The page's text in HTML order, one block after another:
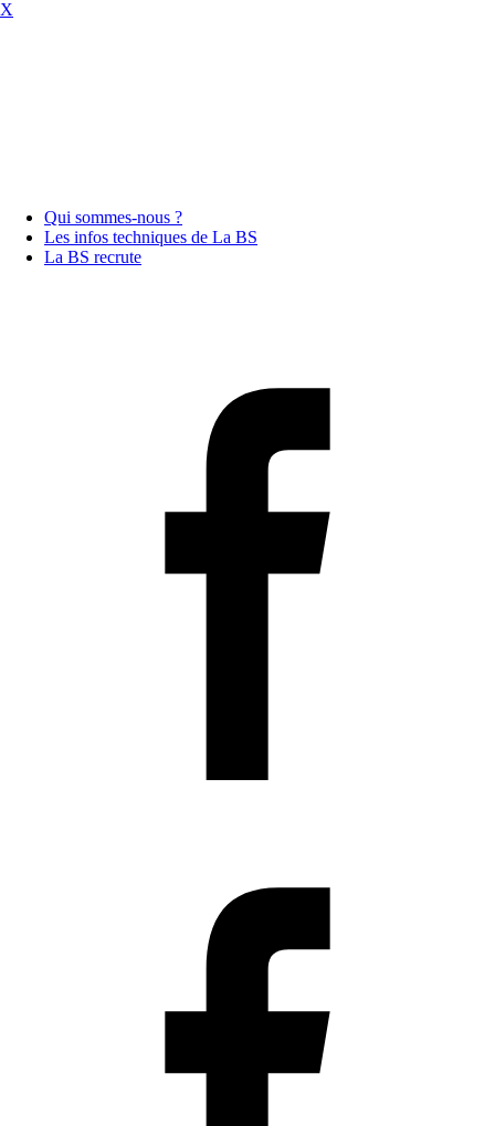
X
Qui sommes-nous ?
Les infos techniques de La BS
La BS recrute